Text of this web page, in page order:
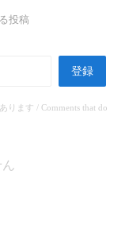
投稿
登録
ります / Comments that do